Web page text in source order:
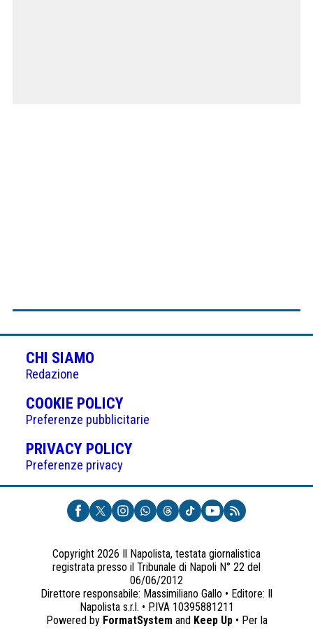
CHI SIAMO
Redazione
COOKIE POLICY(APRE
IN
UNA
NUOVA
Preferenze pubblicitarie
PRIVACY POLICY(APRE
UNA
NUOVA
SCHEDA)
Preferenze privacy
Copyright 2026 Il Napolista, testata giornalistica
registrata presso il Tribunale di Napoli N° 22 del
06/06/2012
Direttore responsabile: Massimiliano Gallo • Editore: Il
Napolista s.r.l. • P.IVA 10395881211
Powered by FormatSystemand Keep Up• Per la